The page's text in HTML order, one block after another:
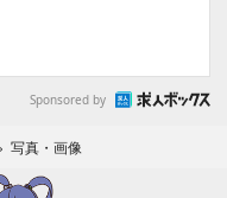
Sponsored by
› 写真・画像